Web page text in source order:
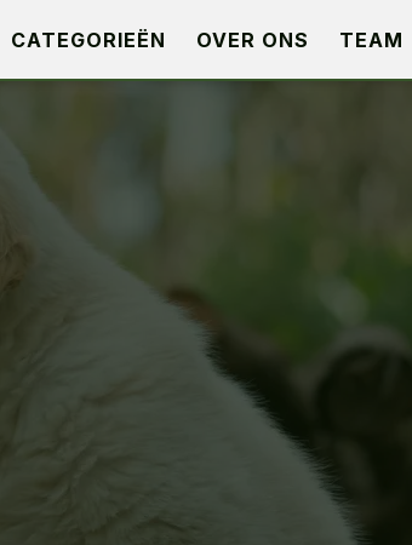
CATEGORIEËN OVER ONS TEAM